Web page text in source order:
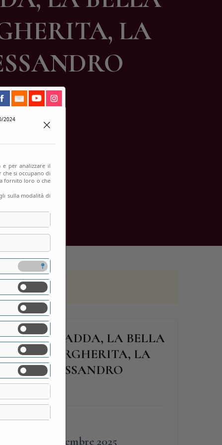
LA
SULL’ADDA, LA BELLA
DI MARGHERITA, LA
DI ALESSANDRO
13 Settembre 2025
2024
per analizzare il
si occupano di
fornito loro o che
sulla modalità di